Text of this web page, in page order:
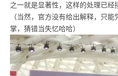
之一就是显著性，这样的处理已经
（当然，官方没有给出解释，只
掌，猜错当失忆哈哈）